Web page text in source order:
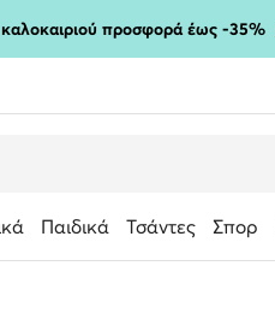
καλοκαιριού προσφορά έως -35%
Παιδικά Τσάντες Σπορ